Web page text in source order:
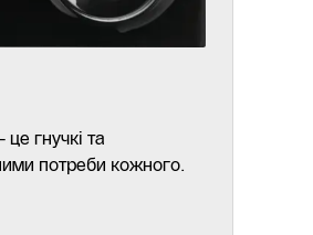
гнучкі та
потреби кожного.